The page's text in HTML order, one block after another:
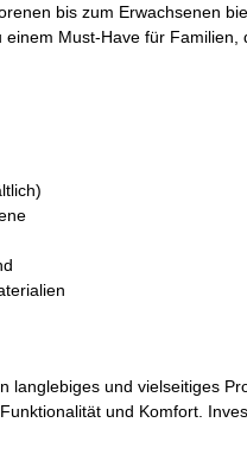
bis zum Erwachsenen
Must-Have für Familien,
langlebiges und vielseitiges
und Komfort.